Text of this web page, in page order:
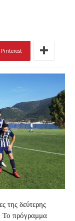
Pinterest
της δεύτερης
Το πρόγραμμα